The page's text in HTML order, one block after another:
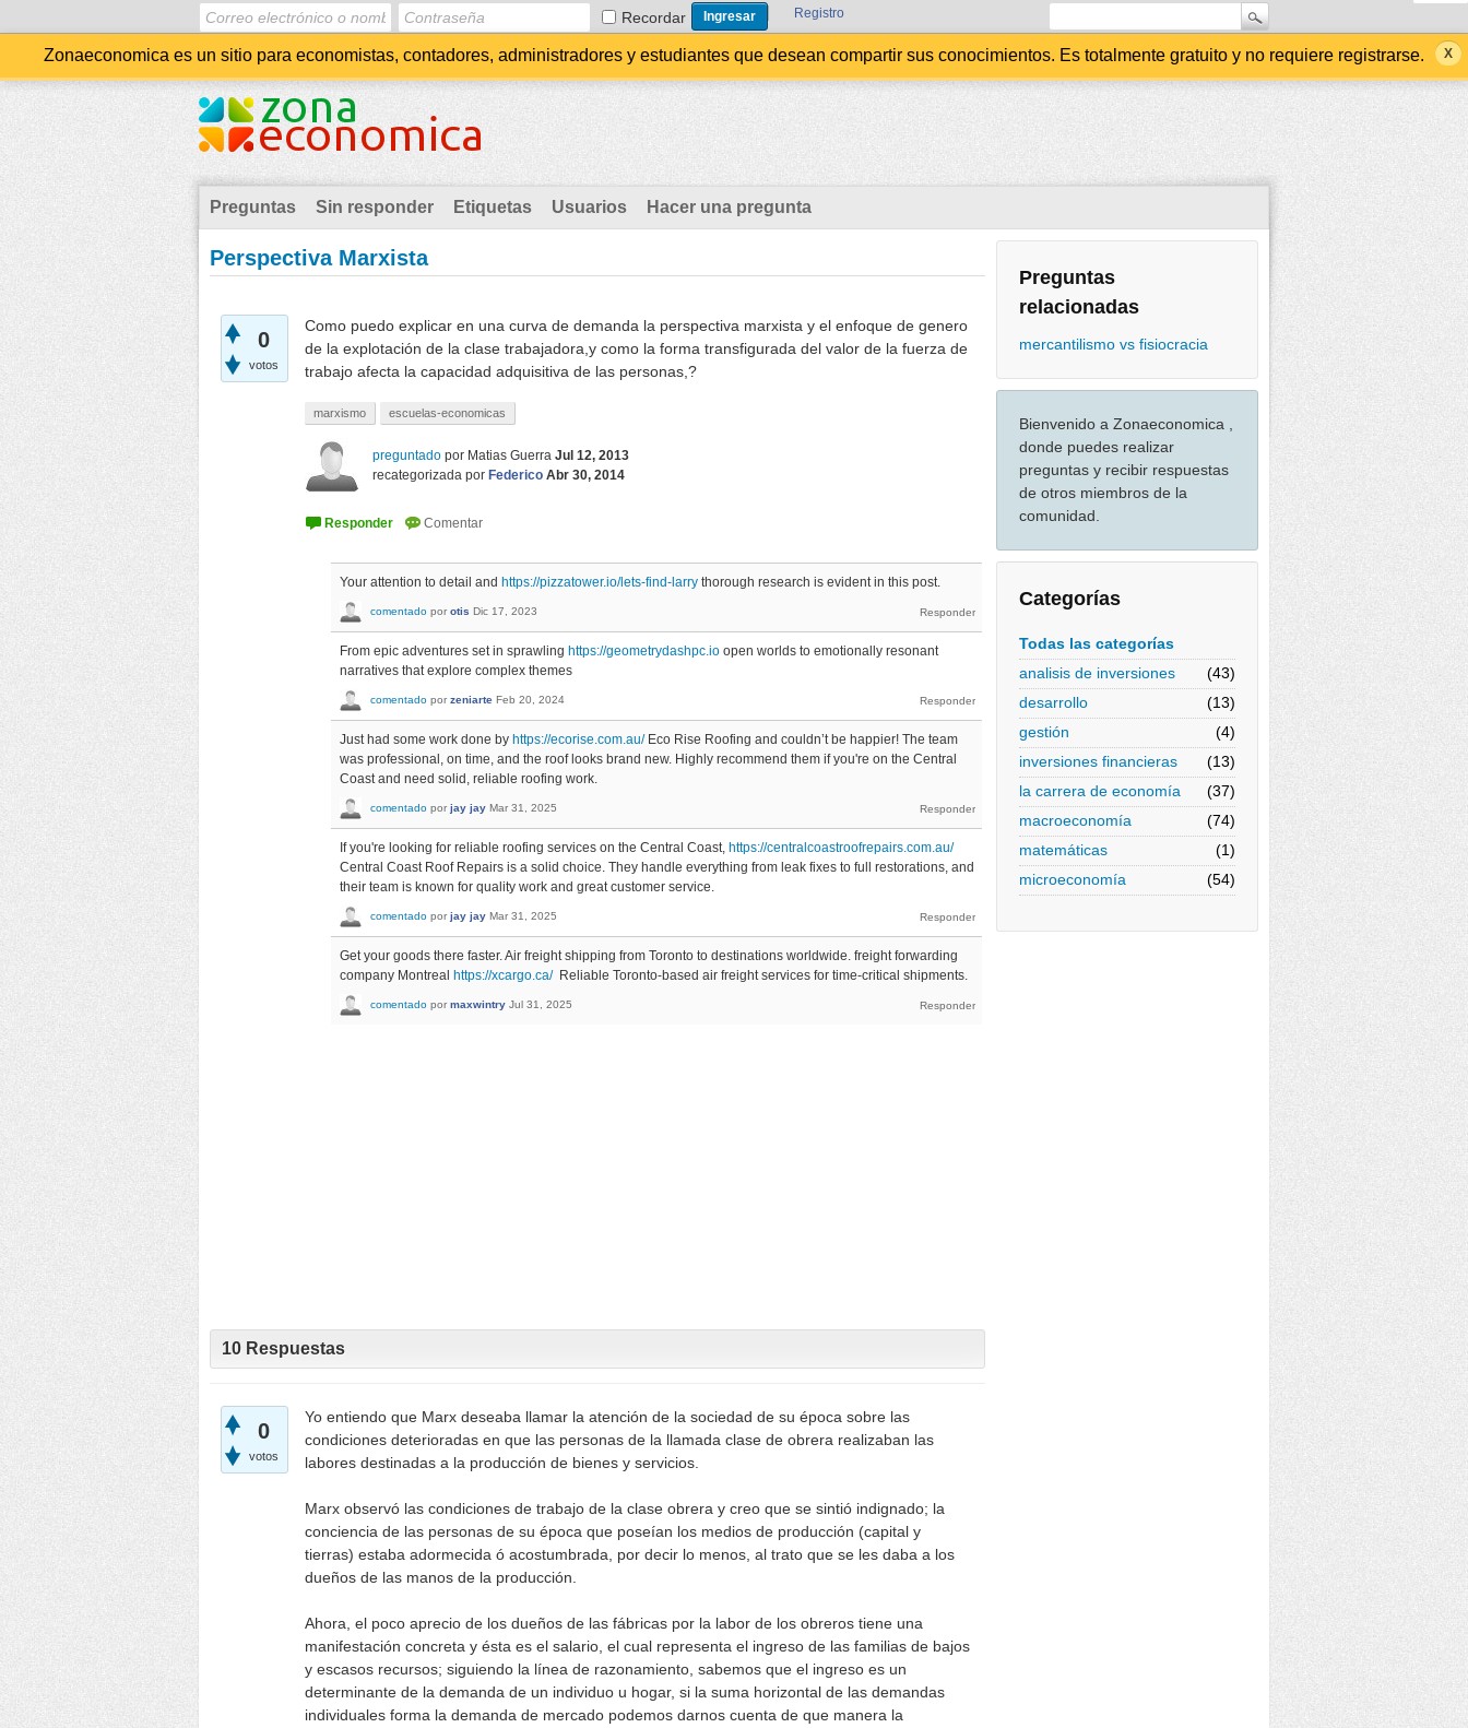
Recordar Registro
Zonaeconomica es un sitio para economistas, contadores, administradores y estudiantes que desean compartir sus conocimientos. Es totalmente gratuito y no requiere registrarse.
Preguntas Sin responder Etiquetas Usuarios Hacer una pregunta
Preguntas
relacionadas
mercantilismo vs fisiocracia
Bienvenido a Zonaeconomica ,
donde puedes realizar
preguntas y recibir respuestas
de otros miembros de la
comunidad.
Categorías
Todas las categorías
analisis de inversiones
(43)
desarrollo
(13)
gestión
(4)
inversiones financieras
(13)
la carrera de economía
(37)
macroeconomía
(74)
matemáticas
(1)
microeconomía
(54)
Perspectiva Marxista
0
votos
Como puedo explicar en una curva de demanda la perspectiva marxista y el enfoque de genero
de la explotación de la clase trabajadora,y como la forma transfigurada del valor de la fuerza de
trabajo afecta la capacidad adquisitiva de las personas,?
marxismo escuelas-economicas
preguntado por Matias Guerra Jul 12, 2013
recategorizada por Federico Abr 30, 2014
Your attention to detail and https://pizzatower.io/lets-find-larry thorough research is evident in this post.
comentado por otis Dic 17, 2023
From epic adventures set in sprawling https://geometrydashpc.io open worlds to emotionally resonant
narratives that explore complex themes
comentado por zeniarte Feb 20, 2024
Just had some work done by https://ecorise.com.au/Eco Rise Roofing and couldn’t be happier! The team
was professional, on time, and the roof looks brand new. Highly recommend them if you're on the Central
Coast and need solid, reliable roofing work.
comentado por jay jay Mar 31, 2025
If you're looking for reliable roofing services on the Central Coast, https://centralcoastroofrepairs.com.au/
Central Coast Roof Repairs is a solid choice. They handle everything from leak fixes to full restorations, and
their team is known for quality work and great customer service.
comentado por jay jay Mar 31, 2025
Get your goods there faster. Air freight shipping from Toronto to destinations worldwide. freight forwarding
company Montreal https://xcargo.ca/Reliable Toronto-based air freight services for time-critical shipments.
comentado por maxwintry Jul 31, 2025
10 Respuestas
0
votos
Yo entiendo que Marx deseaba llamar la atención de la sociedad de su época sobre las
condiciones deterioradas en que las personas de la llamada clase de obrera realizaban las
labores destinadas a la producción de bienes y servicios.
Marx observó las condiciones de trabajo de la clase obrera y creo que se sintió indignado; la
conciencia de las personas de su época que poseían los medios de producción (capital y
tierras) estaba adormecida ó acostumbrada, por decir lo menos, al trato que se les daba a los
dueños de las manos de la producción.
Ahora, el poco aprecio de los dueños de las fábricas por la labor de los obreros tiene una
manifestación concreta y ésta es el salario, el cual representa el ingreso de las familias de bajos
y escasos recursos; siguiendo la línea de razonamiento, sabemos que el ingreso es un
determinante de la demanda de un individuo u hogar, si la suma horizontal de las demandas
individuales forma la demanda de mercado podemos darnos cuenta de que manera la